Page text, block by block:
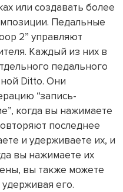
или создавать более
Педальные
2” управляют
Каждый из них в
педального
Ditto. Они
“запись-
когда вы нажимаете
последнее
и удерживаете их, и
вы нажимаете их
вы также можете
его.